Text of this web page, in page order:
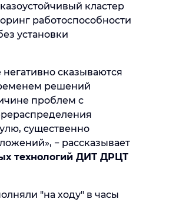
кластер
работоспособности
установки
сказываются
решений
проблем с
существенно
− рассказывает
технологий ДИТ ДРЦТ
"на ходу" в часы